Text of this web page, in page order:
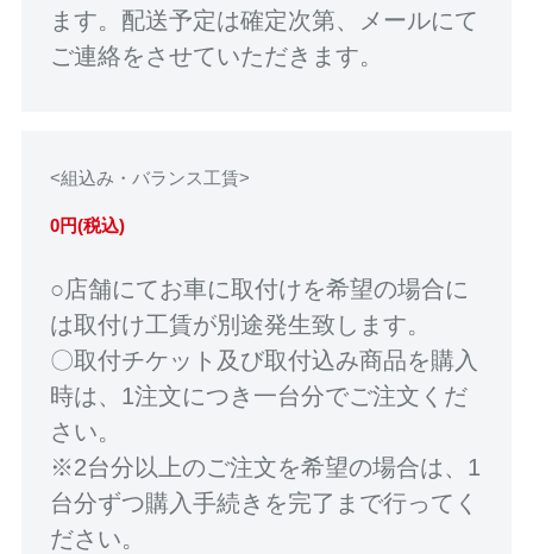
ます。配送予定は確定次第、メールにて
ご連絡をさせていただきます。
<組込み・バランス工賃>
0円(税込)
○店舗にてお車に取付けを希望の場合に
は取付け工賃が別途発生致します。
〇取付チケット及び取付込み商品を購入
時は、1注文につき一台分でご注文くだ
さい。
※2台分以上のご注文を希望の場合は、1
台分ずつ購入手続きを完了まで行ってく
ださい。